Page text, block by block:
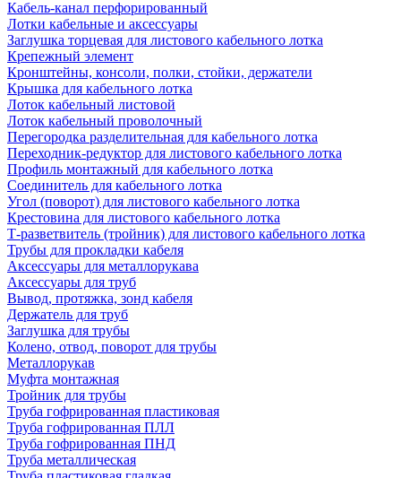
Кабель-канал перфорированный
Лотки кабельные и аксессуары
Заглушка торцевая для листового кабельного лотка
Крепежный элемент
Кронштейны, консоли, полки, стойки, держатели
Крышка для кабельного лотка
Лоток кабельный листовой
Лоток кабельный проволочный
Перегородка разделительная для кабельного лотка
Переходник-редуктор для листового кабельного лотка
Профиль монтажный для кабельного лотка
Соединитель для кабельного лотка
Угол (поворот) для листового кабельного лотка
Крестовина для листового кабельного лотка
Т-разветвитель (тройник) для листового кабельного лотка
Трубы для прокладки кабеля
Аксессуары для металлорукава
Аксессуары для труб
Вывод, протяжка, зонд кабеля
Держатель для труб
Заглушка для трубы
Колено, отвод, поворот для трубы
Металлорукав
Муфта монтажная
Тройник для трубы
Труба гофрированная пластиковая
Труба гофрированная ПЛЛ
Труба гофрированная ПНД
Труба металлическая